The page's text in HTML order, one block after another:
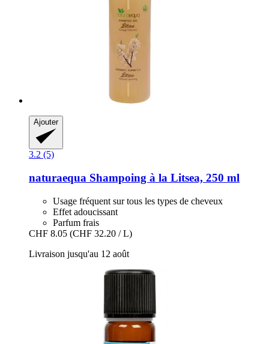
Ajouter
3.2 (5)
naturaequa Shampoing à la Litsea, 250 ml
Usage fréquent sur tous les types de cheveux
Effet adoucissant
Parfum frais
CHF 8.05 (CHF 32.20 / L)
Livraison jusqu'au 12 août